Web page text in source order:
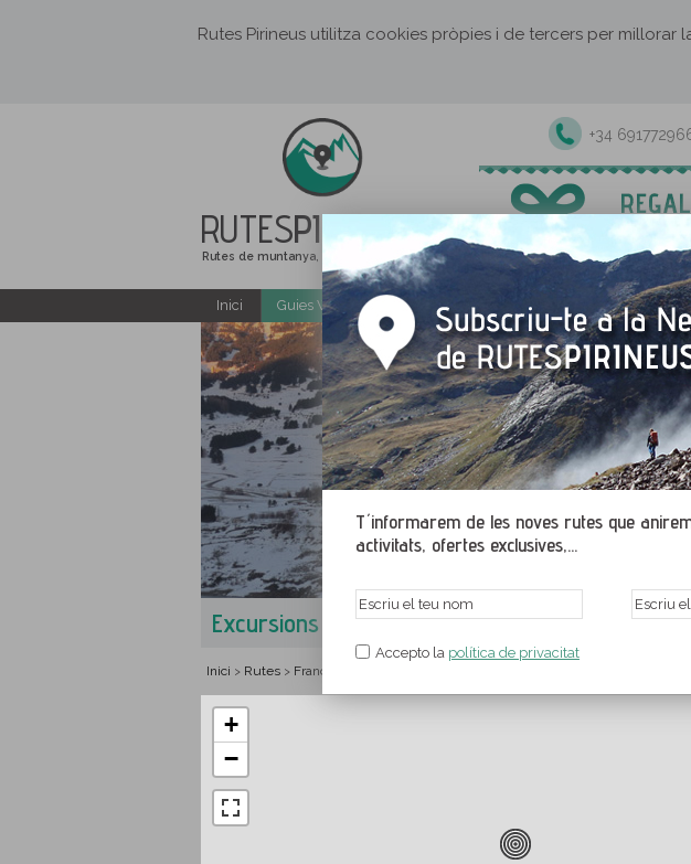
Rutes Pirineus utilitza cookies pròpies i de tercers per
RUTESPIRINEUS
Rutes de muntanya, senderisme i excursions
+34
T´informarem de les noves rutes que
activitats, ofertes exclusives,...
Accepto la política de privacitat
Inici Guies Web i PDF gratuïtes Excursions i activitats
Excursions a Puigbalador
Inici > Rutes > França
+
−